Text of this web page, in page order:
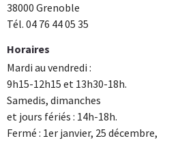
38000 Grenoble
Tél. 04 76 44 05 35
Horaires
Mardi au vendredi :
9h15-12h15 et 13h30-18h.
Samedis, dimanches
et jours fériés : 14h-18h.
Fermé : 1er janvier, 25 décembre,